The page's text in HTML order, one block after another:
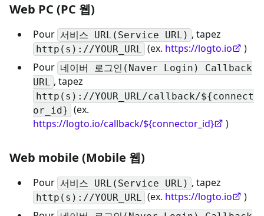
Web PC (PC 웹)
Pour 서비스 URL(Service URL) , tapez
http(s)://YOUR_URL (ex. https://logto.io
)
Pour 네이버 로그인(Naver Login) Callback
URL
, tapez
http(s)://YOUR_URL/callback/${connect
or_id} (ex.
https://logto.io/callback/${connector_id}
)
Web mobile (Mobile 웹)
Pour 서비스 URL(Service URL) , tapez
http(s)://YOUR_URL (ex. https://logto.io
)